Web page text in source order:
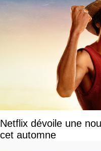
Netflix dévoile une
cet automne